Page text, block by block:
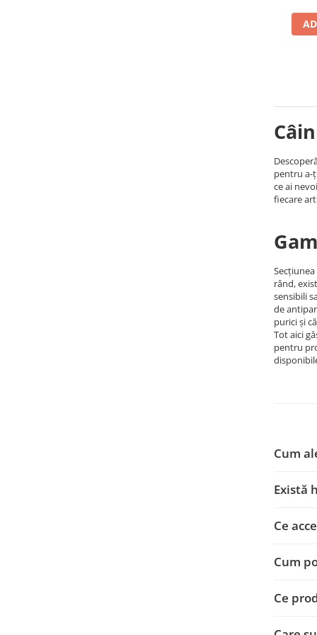
pentru a-
ce ai
fiecare
rând,
sensibili
de
purici și
Tot aici
pentru
Cum
Există
Ce
Cum
Ce